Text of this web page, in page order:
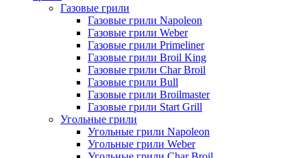
Газовые грили
Газовые грили Napoleon
Газовые грили Weber
Газовые грили Primeliner
Газовые грили Broil King
Газовые грили Char Broil
Газовые грили Bull
Газовые грили Broilmaster
Газовые грили Start Grill
Угольные грили
Угольные грили Napoleon
Угольные грили Weber